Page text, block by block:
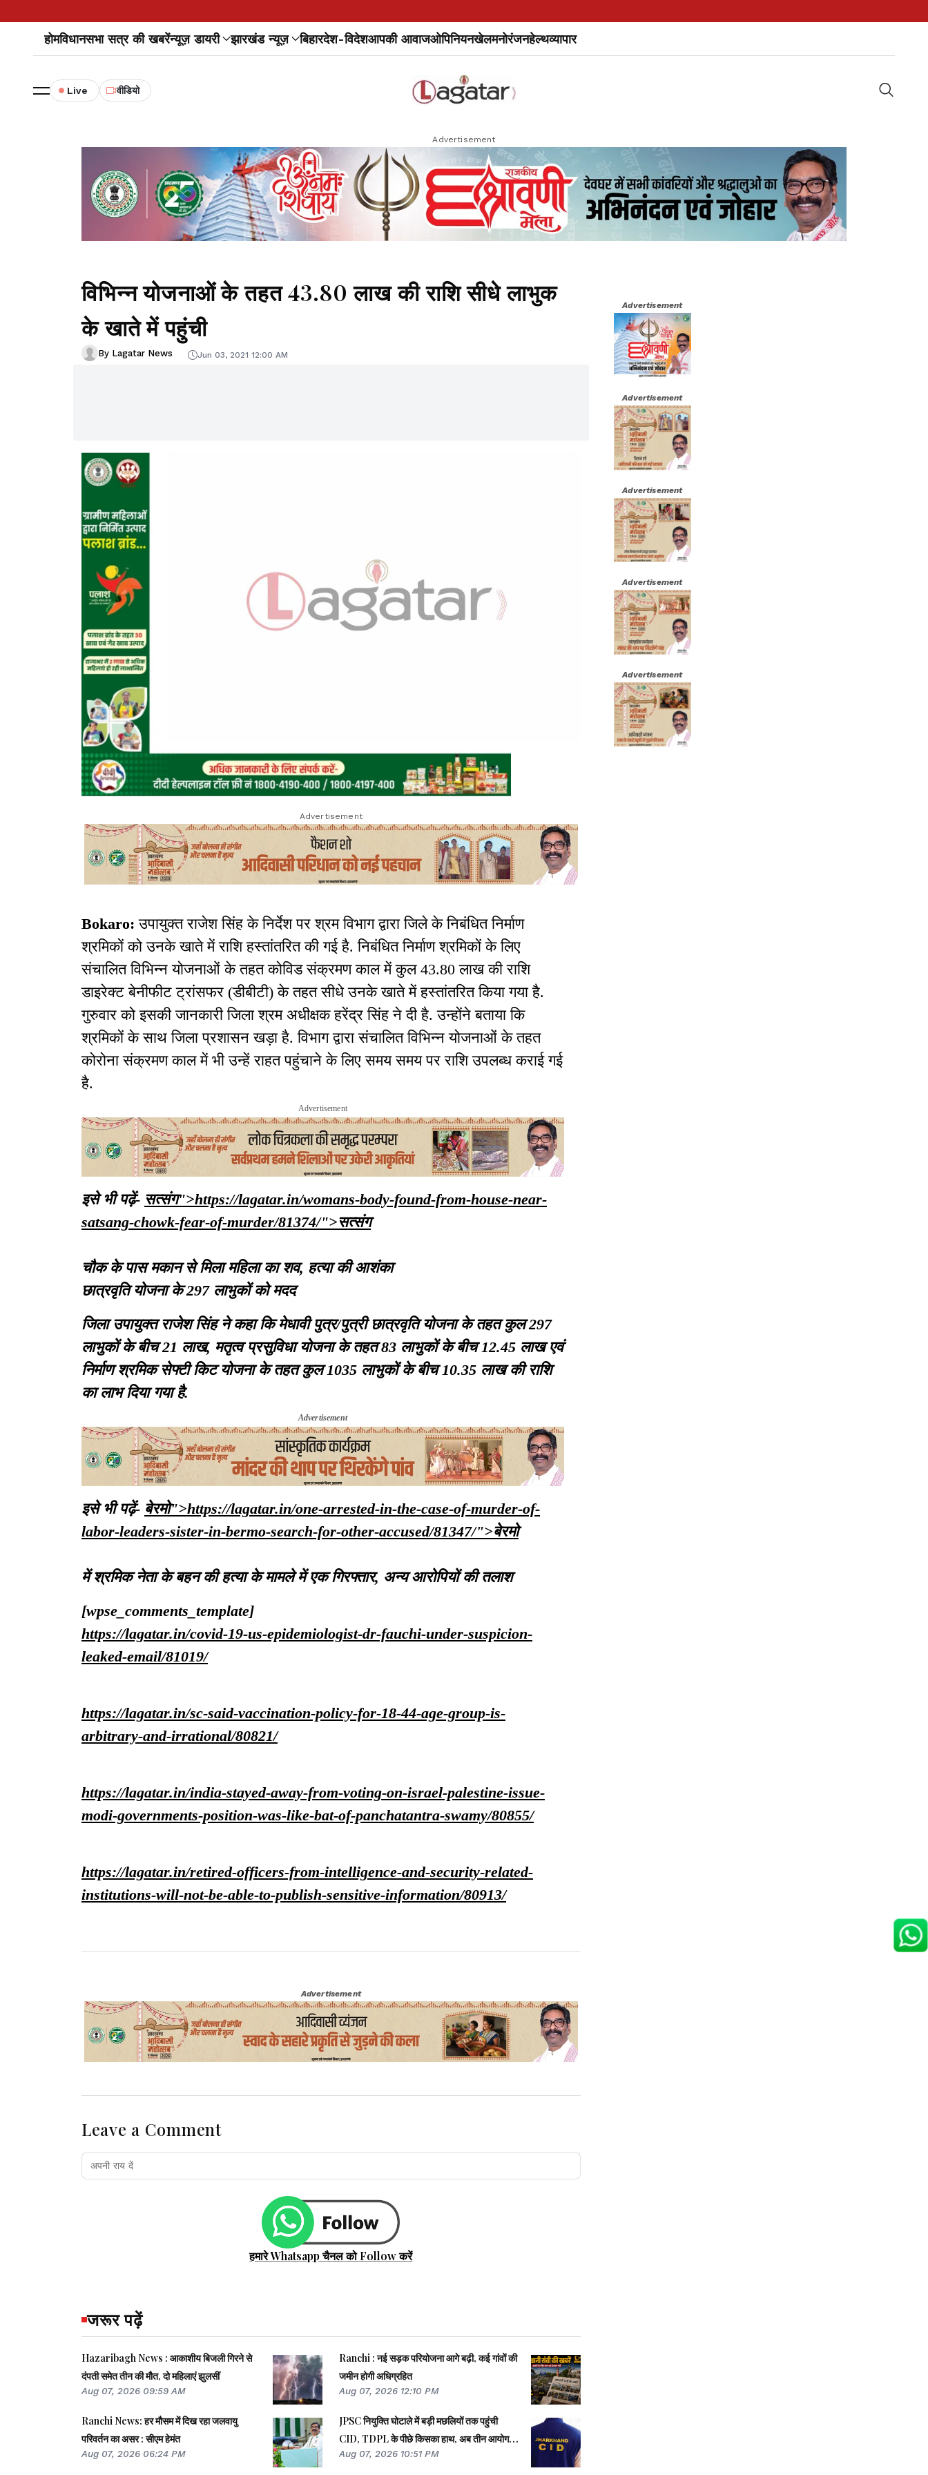
होमविधानसभा सत्र की खबरेंन्यूज़ डायरी झारखंड न्यूज़ बिहारदेश-विदेशआपकी आवाजओपिनियनखेलमनोरंजनहेल्थव्यापार
Live वीडियो
Advertisement
विभिन्न योजनाओं के तहत 43.80 लाख की राशि सीधे लाभुक
के खाते में पहुंची
By Lagatar News Jun 03, 2021 12:00 AM
Advertisement
Bokaro:उपायुक्त राजेश सिंह के निर्देश पर श्रम विभाग द्वारा जिले के निबंधित निर्माण
श्रमिकों को उनके खाते में राशि हस्तांतरित की गई है. निबंधित निर्माण श्रमिकों के लिए
संचालित विभिन्न योजनाओं के तहत कोविड संक्रमण काल में कुल 43.80 लाख की राशि
डाइरेक्ट बेनीफीट ट्रांसफर (डीबीटी) के तहत सीधे उनके खाते में हस्तांतरित किया गया है.
गुरुवार को इसकी जानकारी जिला श्रम अधीक्षक हरेंद्र सिंह ने दी है. उन्होंने बताया कि
श्रमिकों के साथ जिला प्रशासन खड़ा है. विभाग द्वारा संचालित विभिन्न योजनाओं के तहत
कोरोना संक्रमण काल में भी उन्हें राहत पहुंचाने के लिए समय समय पर राशि उपलब्ध कराई गई
है.
Advertisement
इसे भी पढ़ें- सत्संग">https://lagatar.in/womans-body-found-from-house-near-
satsang-chowk-fear-of-murder/81374/">सत्संग
चौक के पास मकान से मिला महिला का शव, हत्या की आशंका
छात्रवृति योजना के 297 लाभुकों को मदद
जिला उपायुक्त राजेश सिंह ने कहा कि मेधावी पुत्र/पुत्री छात्रवृति योजना के तहत कुल 297
लाभुकों के बीच 21 लाख, मतृत्व प्रसुविधा योजना के तहत 83 लाभुकों के बीच 12.45 लाख एवं
निर्माण श्रमिक सेफ्टी किट योजना के तहत कुल 1035 लाभुकों के बीच 10.35 लाख की राशि
का लाभ दिया गया है.
Advertisement
इसे भी पढ़ें- बेरमो">https://lagatar.in/one-arrested-in-the-case-of-murder-of-
labor-leaders-sister-in-bermo-search-for-other-accused/81347/">बेरमो
में श्रमिक नेता के बहन की हत्या के मामले में एक गिरफ्तार, अन्य आरोपियों की तलाश
[wpse_comments_template]
https://lagatar.in/covid-19-us-epidemiologist-dr-fauchi-under-suspicion-
leaked-email/81019/
https://lagatar.in/sc-said-vaccination-policy-for-18-44-age-group-is-
arbitrary-and-irrational/80821/
https://lagatar.in/india-stayed-away-from-voting-on-israel-palestine-issue-
modi-governments-position-was-like-bat-of-panchatantra-swamy/80855/
https://lagatar.in/retired-officers-from-intelligence-and-security-related-
institutions-will-not-be-able-to-publish-sensitive-information/80913/
Advertisement
Leave a Comment
हमारे Whatsapp चैनल को Follow करें
जरूर पढ़ें
Hazaribagh News : आकाशीय बिजली गिरने से
दंपती समेत तीन की मौत, दो महिलाएं झुलसीं
Aug 07, 2026 09:59 AM
Ranchi News: हर मौसम में दिख रहा जलवायु
परिवर्तन का असर : सीएम हेमंत
Aug 07, 2026 06:24 PM
Ranchi : नई सड़क परियोजना आगे बढ़ी, कई गांवों की
जमीन होगी अधिग्रहित
Aug 07, 2026 12:10 PM
JPSC नियुक्ति घोटाले में बड़ी मछलियों तक पहुंची
CID, TDPL के पीछे किसका हाथ, अब तीन आयोग
सदस्यों से पूछताछ
Aug 07, 2026 10:51 PM
Advertisement
Advertisement
Advertisement
Advertisement
Advertisement